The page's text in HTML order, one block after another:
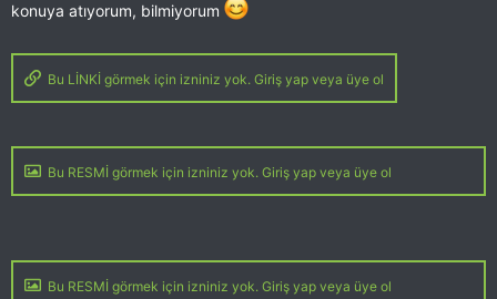
konuya atıyorum, bilmiyorum
Bu LİNKİ görmek için izniniz yok. Giriş yap veya üye ol
Bu RESMİ görmek için izniniz yok. Giriş yap veya üye ol
Bu RESMİ görmek için izniniz yok. Giriş yap veya üye ol